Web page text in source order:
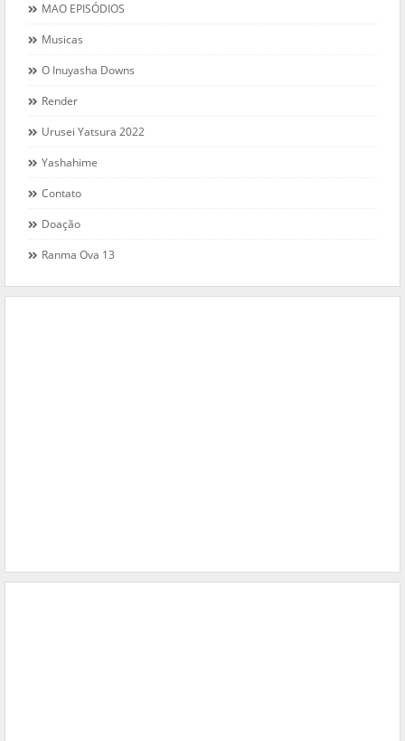
MAO EPISÓDIOS
Musicas
O Inuyasha Downs
Render
Urusei Yatsura 2022
Yashahime
Contato
Doação
Ranma Ova 13